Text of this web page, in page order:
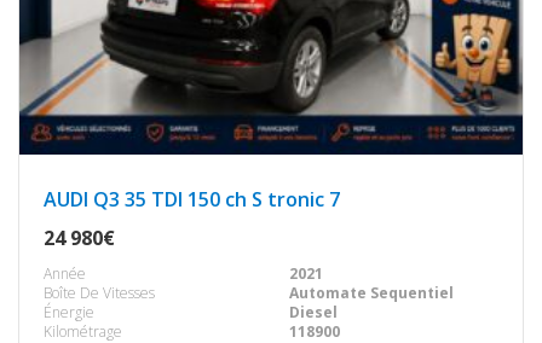
AUDI Q3 35 TDI 150 ch S tronic 7
24 980€
Année
2021
Boîte De Vitesses
Automate Sequentiel
Énergie
Diesel
Kilométrage
118900